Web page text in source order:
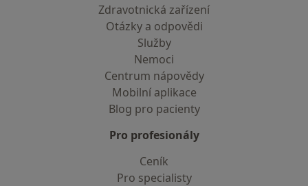
Zdravotnická zařízení
Otázky a odpovědi
Služby
Nemoci
Centrum nápovědy
Mobilní aplikace
Blog pro pacienty
Pro profesionály
Ceník
Pro specialisty